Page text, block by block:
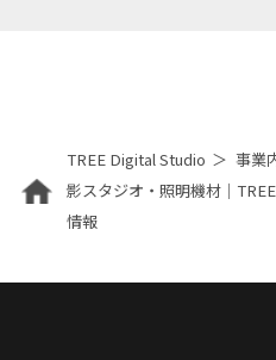
TREE Digital Studio 事業
影スタジオ・照明機材｜
情報